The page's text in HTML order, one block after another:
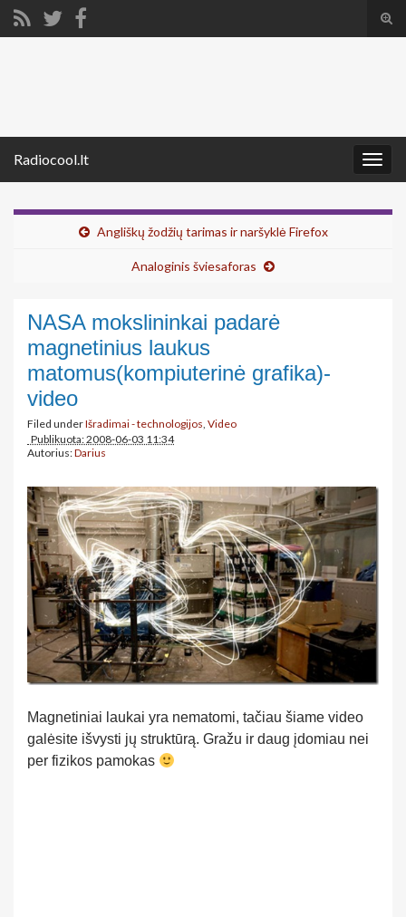
Radiocool.lt
Angliškų žodžių tarimas ir naršyklė Firefox
Analoginis šviesaforas
NASA mokslininkai padarė
magnetinius laukus
matomus(kompiuterinė grafika)-
video
Filed underIšradimai - technologijos, Video
Publikuota: 2008-06-03 11:34
Autorius:Darius
Magnetiniai laukai yra nematomi, tačiau šiame video
galėsite išvysti jų struktūrą. Gražu ir daug įdomiau nei
per fizikos pamokas